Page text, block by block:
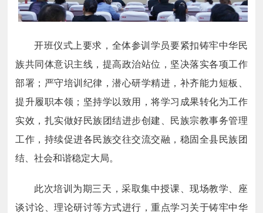
开班仪式上要求，全体参训学员要紧扣铸牢中华民
族共同体意识主线，提高政治站位，坚决落实各项工作
部署；严守培训纪律，潜心研学精进，补齐能力短板、
提升履职本领；坚持学以致用，将学习成果转化为工作
实效，扎实做好民族团结进步创建、民族宗教事务管理
工作，持续促进各民族交往交流交融，稳固全县民族团
结、社会和谐稳定大局。
此次培训为期三天，采取集中授课、现场教学、座
谈讨论、理论研讨等方式进行，重点学习关于铸牢中华